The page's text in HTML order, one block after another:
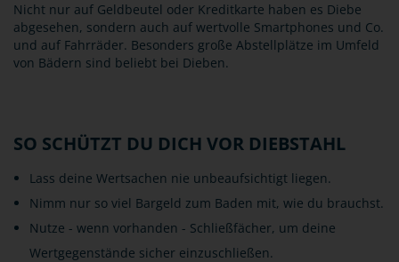
Nicht nur auf Geldbeutel oder Kreditkarte haben es Diebe
abgesehen, sondern auch auf wertvolle Smartphones und Co.
und auf Fahrräder. Besonders große Abstellplätze im Umfeld
von Bädern sind beliebt bei Dieben.
SO SCHÜTZT DU DICH VOR DIEBSTAHL
Lass deine Wertsachen nie unbeaufsichtigt liegen.
Nimm nur so viel Bargeld zum Baden mit, wie du brauchst.
Nutze - wenn vorhanden - Schließfächer, um deine
Wertgegenstände sicher einzuschließen.